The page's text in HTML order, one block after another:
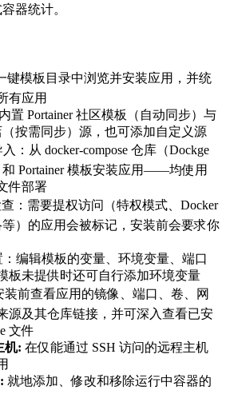
器统计。
键模板目录中浏览并安装应用，并统
有应用
置 Portainer 社区模板（自动同步）与
（按需同步）源，也可添加自定义源
：从 docker-compose 仓库（Dockge
和 Portainer 模板安装应用——均使用
件部署
：需要提权访问（特权模式、Docker
等）的应用会被标记，安装前会要求你
编辑模板的变量、环境变量、端口
未提供时还可自行添加环境变量
前查看应用的镜像、端口、卷、网
源及其仓库链接，并可深入查看已安
文件
机: 在仅能通过 SSH 访问的远程主机
: 就地添加、修改和移除运行中容器的